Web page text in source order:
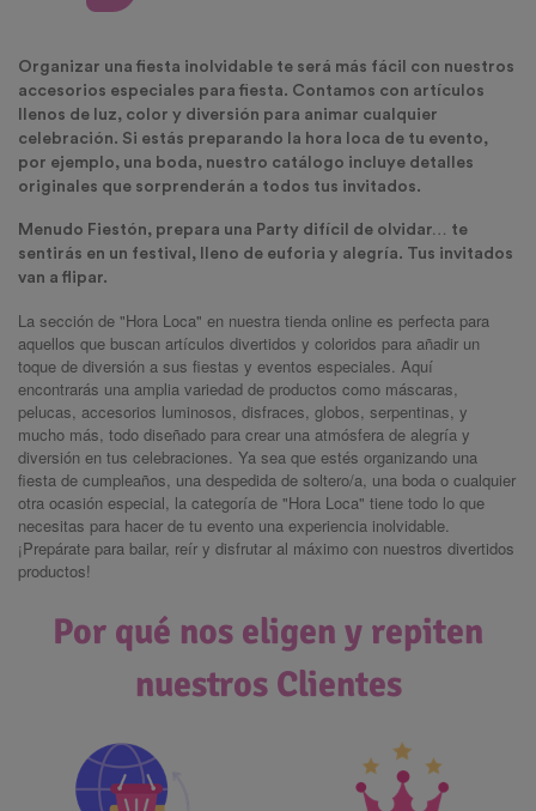
Organizar una fiesta inolvidable te será más fácil con nuestros
accesorios especiales para fiesta. Contamos con artículos
llenos de luz, color y diversión para animar cualquier
celebración. Si estás preparando la hora loca de tu evento,
por ejemplo, una boda, nuestro catálogo incluye detalles
originales que sorprenderán a todos tus invitados.
Menudo Fiestón, prepara una Party difícil de olvidar… te
sentirás en un festival, lleno de euforia y alegría. Tus invitados
van a flipar.
La sección de "Hora Loca" en nuestra tienda online es perfecta para
aquellos que buscan artículos divertidos y coloridos para añadir un
toque de diversión a sus fiestas y eventos especiales. Aquí
encontrarás una amplia variedad de productos como máscaras,
pelucas, accesorios luminosos, disfraces, globos, serpentinas, y
mucho más, todo diseñado para crear una atmósfera de alegría y
diversión en tus celebraciones. Ya sea que estés organizando una
fiesta de cumpleaños, una despedida de soltero/a, una boda o cualquier
otra ocasión especial, la categoría de "Hora Loca" tiene todo lo que
necesitas para hacer de tu evento una experiencia inolvidable.
¡Prepárate para bailar, reír y disfrutar al máximo con nuestros divertidos
productos!
Por qué nos eligen y repiten
nuestros Clientes